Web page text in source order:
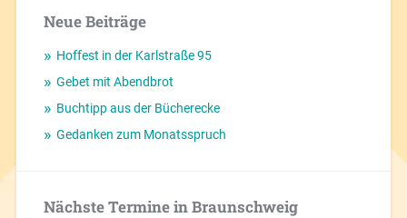
Neue Beiträge
Hoffest in der Karlstraße 95
Gebet mit Abendbrot
Buchtipp aus der Bücherecke
Gedanken zum Monatsspruch
Nächste Termine in Braunschweig